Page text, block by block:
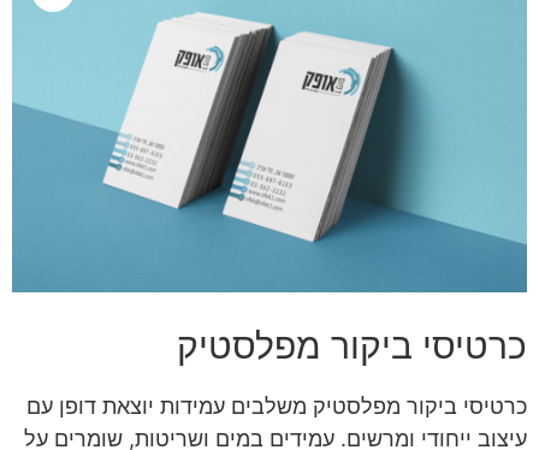
כרטיסי ביקור מפלסטיק
כרטיסי ביקור מפלסטיק משלבים עמידות יוצאת דופן עם
עיצוב ייחודי ומרשים. עמידים במים ושריטות, שומרים על